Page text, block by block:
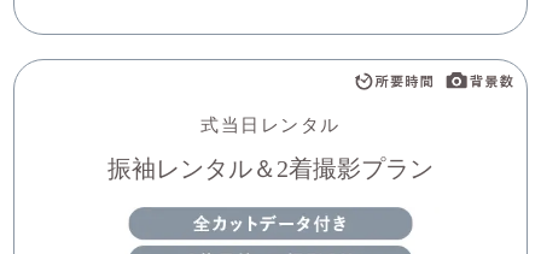
式当日レンタル
振袖レンタル＆2着撮影プラン